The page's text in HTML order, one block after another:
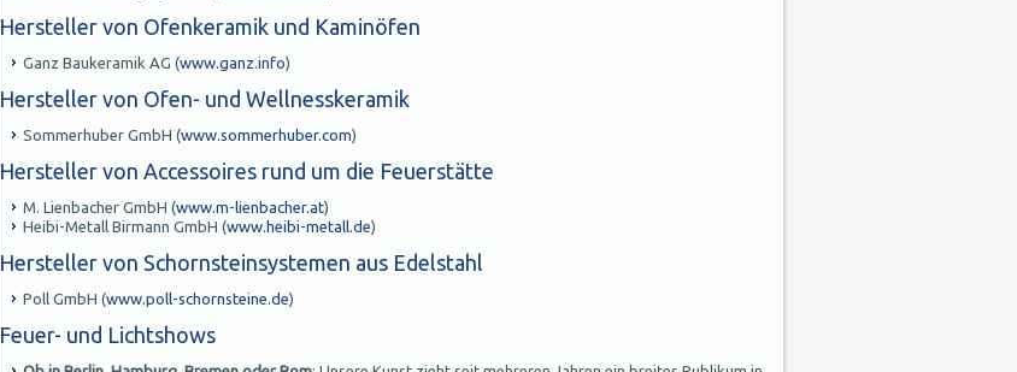
Hersteller von Ofenkeramik und Kaminöfen
Ganz Baukeramik AG (www.ganz.info)
Hersteller von Ofen- und Wellnesskeramik
Sommerhuber GmbH (www.sommerhuber.com)
Hersteller von Accessoires rund um die Feuerstätte
M. Lienbacher GmbH (www.m-lienbacher.at)
Heibi-Metall Birmann GmbH (www.heibi-metall.de)
Hersteller von Schornsteinsystemen aus Edelstahl
Poll GmbH (www.poll-schornsteine.de)
Feuer- und Lichtshows